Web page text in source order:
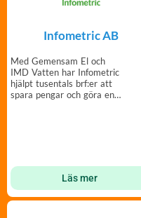
Infometric AB
Med Gemensam El och
IMD Vatten har Infometric
hjälpt tusentals brf:er att
spara pengar och göra en
Läs mer